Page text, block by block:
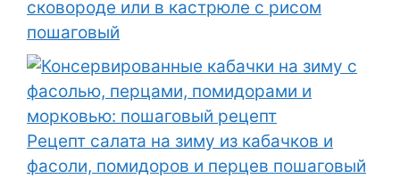
сковороде или в кастрюле с рисом
пошаговый
Рецепт салата на зиму из кабачков и
фасоли, помидоров и перцев пошаговый